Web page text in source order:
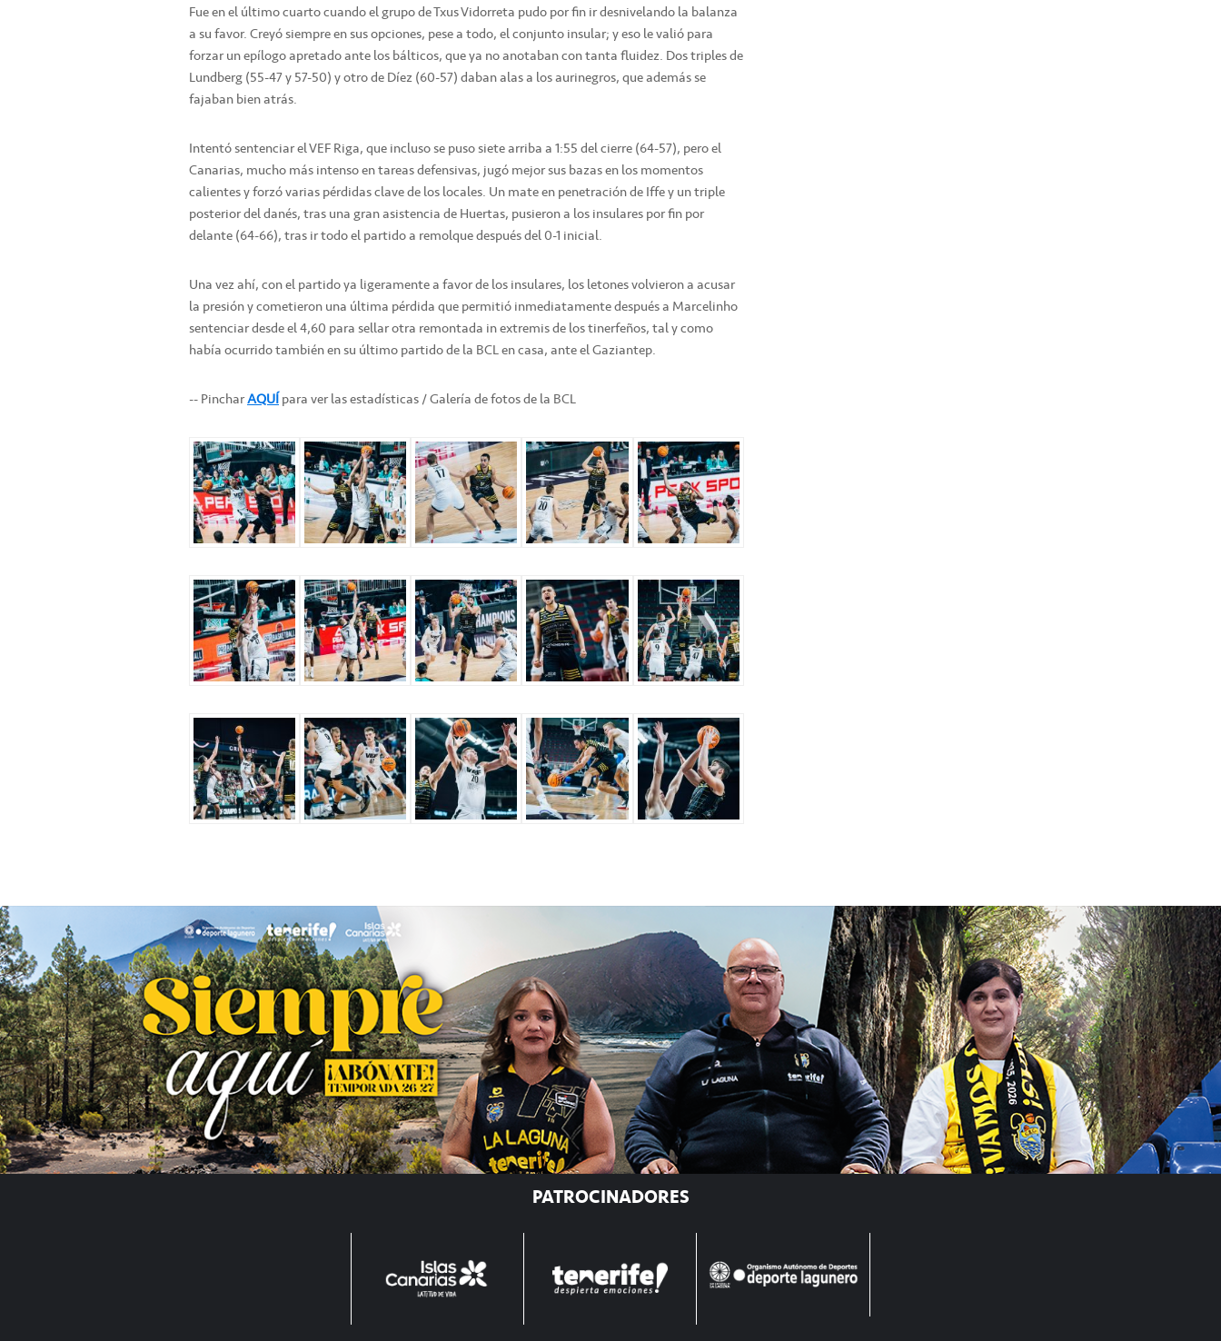
Fue en el último cuarto cuando el grupo de Txus Vidorreta pudo por fin ir desnivelando la balanza
a su favor. Creyó siempre en sus opciones, pese a todo, el conjunto insular; y eso le valió para
forzar un epílogo apretado ante los bálticos, que ya no anotaban con tanta fluidez. Dos triples de
Lundberg (55-47 y 57-50) y otro de Díez (60-57) daban alas a los aurinegros, que además se
fajaban bien atrás.
Intentó sentenciar el VEF Riga, que incluso se puso siete arriba a 1:55 del cierre (64-57), pero el
Canarias, mucho más intenso en tareas defensivas, jugó mejor sus bazas en los momentos
calientes y forzó varias pérdidas clave de los locales. Un mate en penetración de Iffe y un triple
posterior del danés, tras una gran asistencia de Huertas, pusieron a los insulares por fin por
delante (64-66), tras ir todo el partido a remolque después del 0-1 inicial.
Una vez ahí, con el partido ya ligeramente a favor de los insulares, los letones volvieron a acusar
la presión y cometieron una última pérdida que permitió inmediatamente después a Marcelinho
sentenciar desde el 4,60 para sellar otra remontada in extremis de los tinerfeños, tal y como
había ocurrido también en su último partido de la BCL en casa, ante el Gaziantep.
-- PincharAQUÍpara ver las estadísticas / Galería de fotos de la BCL
PATROCINADORES